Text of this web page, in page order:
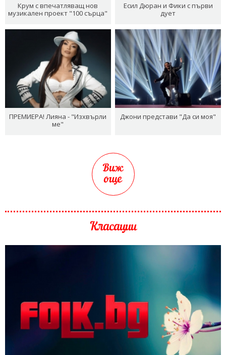
Крум с впечатляващ нов
музикален проект "100 сърца"
Есил Дюран и Фики с първи
дует
ПРЕМИЕРА! Лияна - "Изхвърли
ме"
Джони представи "Да си моя"
Виж
още
Класации